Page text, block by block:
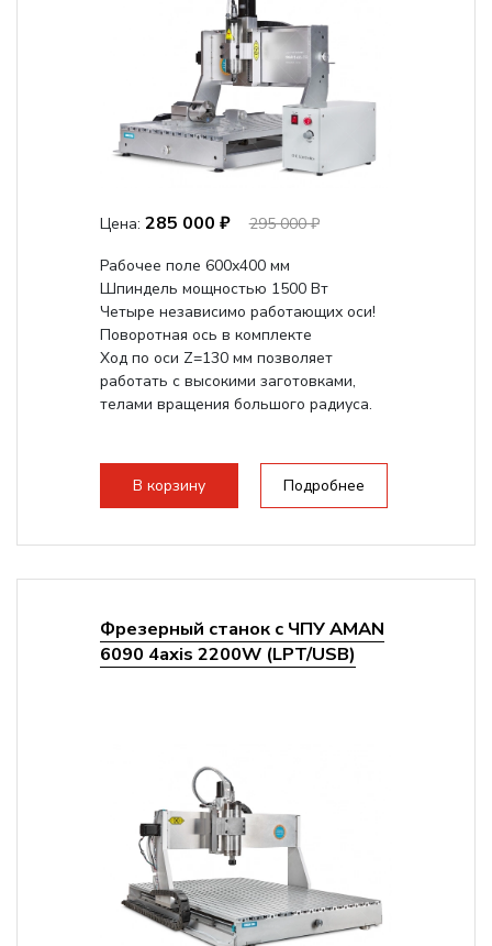
Цена: 285 000 ₽
295 000 ₽
Рабочее поле 600х400 мм
Шпиндель мощностью 1500 Вт
Четыре независимо работающих оси!
Поворотная ось в комплекте
Ход по оси Z=130 мм позволяет
работать с высокими заготовками,
телами вращения большого радиуса.
В корзину Подробнее
Фрезерный станок с ЧПУ AMAN
6090 4axis 2200W (LPT/USB)